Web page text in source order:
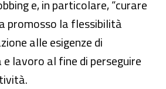
e, in particolare, “curare
promosso la flessibilità
alle esigenze di
lavoro al fine di perseguire